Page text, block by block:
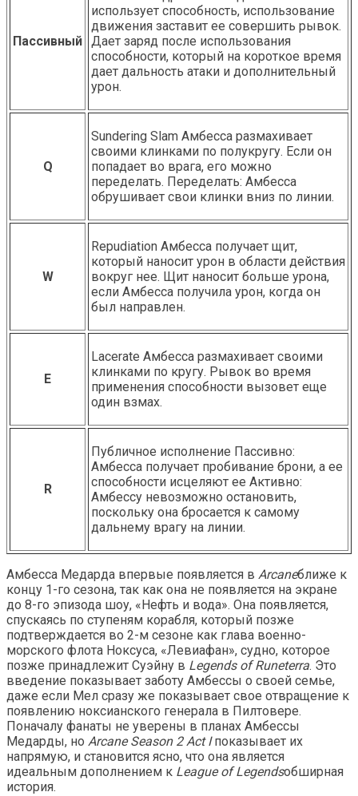
Пассивный
использует способность, использование
движения заставит ее совершить рывок.
Дает заряд после использования
способности, который на короткое время
дает дальность атаки и дополнительный
урон.
Q
Sundering Slam Амбесса размахивает
своими клинками по полукругу. Если он
попадает во врага, его можно
переделать. Переделать: Амбесса
обрушивает свои клинки вниз по линии.
W
Repudiation Амбесса получает щит,
который наносит урон в области действия
вокруг нее. Щит наносит больше урона,
если Амбесса получила урон, когда он
был направлен.
E
Lacerate Амбесса размахивает своими
клинками по кругу. Рывок во время
применения способности вызовет еще
один взмах.
R
Публичное исполнение Пассивно:
Амбесса получает пробивание брони, а ее
способности исцеляют ее Активно:
Амбессу невозможно остановить,
поскольку она бросается к самому
дальнему врагу на линии.
Амбесса Медарда впервые появляется в Arcaneближе к
концу 1-го сезона, так как она не появляется на экране
до 8-го эпизода шоу, «Нефть и вода». Она появляется,
спускаясь по ступеням корабля, который позже
подтверждается во 2-м сезоне как глава военно-
морского флота Ноксуса, «Левиафан», судно, которое
позже принадлежит Суэйну в Legends of Runeterra. Это
введение показывает заботу Амбессы о своей семье,
даже если Мел сразу же показывает свое отвращение к
появлению ноксианского генерала в Пилтовере.
Поначалу фанаты не уверены в планах Амбессы
Медарды, но Arcane Season 2 Act Iпоказывает их
напрямую, и становится ясно, что она является
идеальным дополнением к League of Legendsобширная
история.